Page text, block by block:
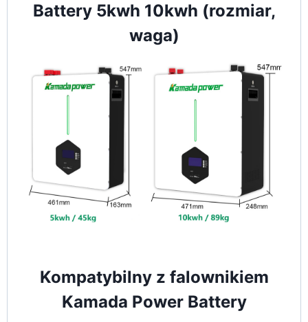
Battery 5kwh 10kwh (rozmiar,
waga)
Kompatybilny z falownikiem
Kamada Power Battery